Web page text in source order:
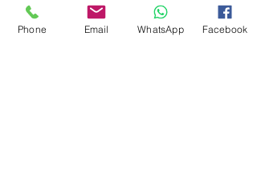
Phone Email WhatsApp Facebook